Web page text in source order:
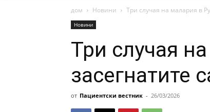
дом Новини Три случая на малария в
Новини
Три случая
засегнатите
от Пациентски вестник - 26/03/2026